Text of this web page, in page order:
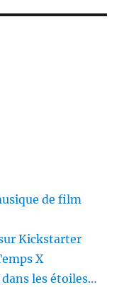
de film
Kickstarter
X
les étoiles…